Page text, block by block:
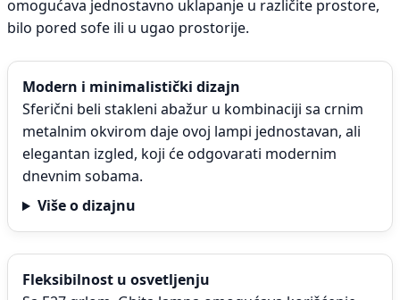
omogućava jednostavno uklapanje u različite prostore,
bilo pored sofe ili u ugao prostorije.
Modern i minimalistički dizajn
Sferični beli stakleni abažur u kombinaciji sa crnim
metalnim okvirom daje ovoj lampi jednostavan, ali
elegantan izgled, koji će odgovarati modernim
dnevnim sobama.
Više o dizajnu
Fleksibilnost u osvetljenju